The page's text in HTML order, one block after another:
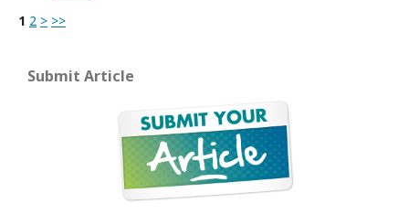
1 2 > >>
Submit Article